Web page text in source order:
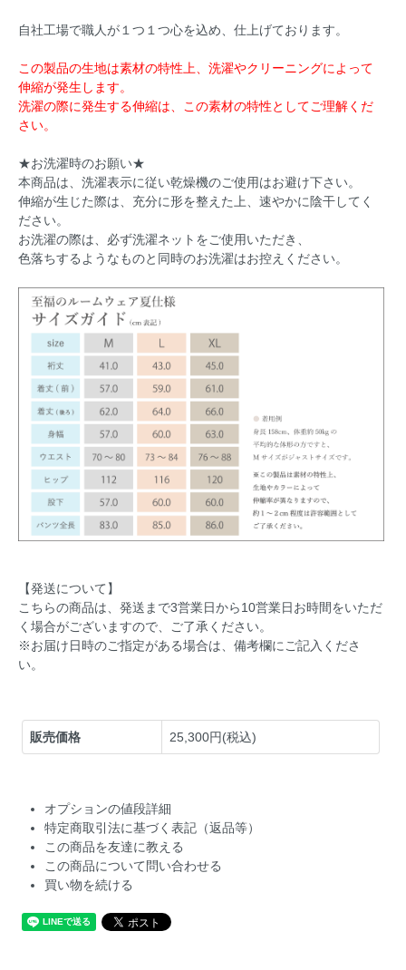
自社工場で職人が１つ１つ心を込め、仕上げております。
この製品の生地は素材の特性上、洗濯やクリーニングによって
伸縮が発生します。
洗濯の際に発生する伸縮は、この素材の特性としてご理解くだ
さい。
★お洗濯時のお願い★
本商品は、洗濯表示に従い乾燥機のご使用はお避け下さい。
伸縮が生じた際は、充分に形を整えた上、速やかに陰干してく
ださい。
お洗濯の際は、必ず洗濯ネットをご使用いただき、
色落ちするようなものと同時のお洗濯はお控えください。
【発送について】
こちらの商品は、発送まで3営業日から10営業日お時間をいただ
く場合がございますので、ご了承ください。
※お届け日時のご指定がある場合は、備考欄にご記入くださ
い。
販売価格 25,300円(税込)
オプションの値段詳細
特定商取引法に基づく表記（返品等）
この商品を友達に教える
この商品について問い合わせる
買い物を続ける